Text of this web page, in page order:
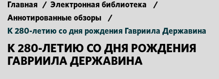
Главная / Электронная библиотека
/
Аннотированные обзоры
/
К 280-летию со дня рождения Гавриила Державина
К 280-ЛЕТИЮ СО ДНЯ РОЖДЕНИЯ
ГАВРИИЛА ДЕРЖАВИНА